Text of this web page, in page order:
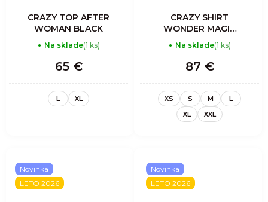
CRAZY TOP AFTER
WOMAN BLACK
Na sklade(1 ks)
65 €
L XL
CRAZY SHIRT
WONDER MAGIC
WOMAN
MANDALA
Na sklade(1 ks)
87 €
XS S M
L
XL
XXL
Novinka
LETO 2026
Novinka
LETO 2026